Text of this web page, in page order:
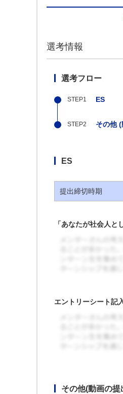
選考情報
選考フロー
ES
その他
ES
提出締切時期
「あなたが社会人
エントリーシート記
その他(動画の